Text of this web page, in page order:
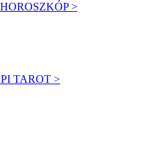
>
TAROT >